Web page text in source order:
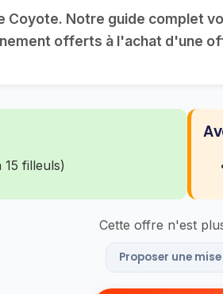
Coyote. Notre guide complet
offerts à l'achat d'une
filleuls)
Cette offre n'est
Proposer une